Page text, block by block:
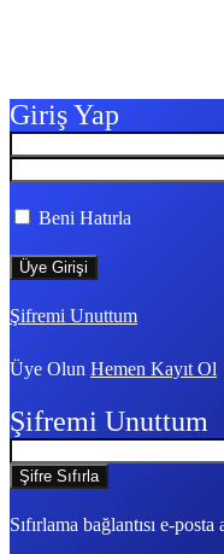
Giriş Yap
Beni Hatırla
Şifremi Unuttum
Üye Olun Hemen Kayıt Ol
Şifremi Unuttum
Sıfırlama bağlantısı e-